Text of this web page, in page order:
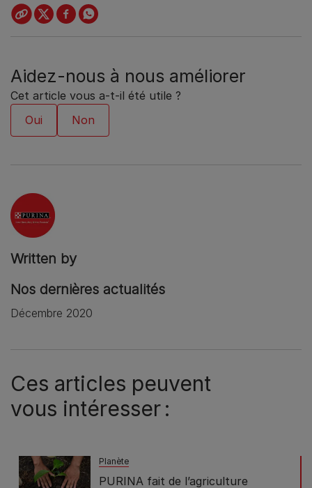
Aidez-nous à nous améliorer
Cet article vous a-t-il été utile ?
Written by
Nos dernières actualités
Décembre 2020
Ces articles peuvent
vous intéresser :
Planète
PURINA fait de l’agriculture